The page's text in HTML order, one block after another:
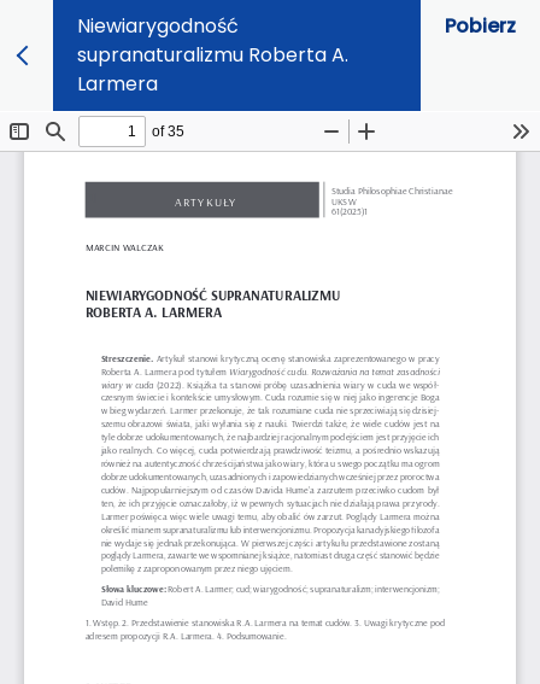
Niewiarygodność
supranaturalizmu Roberta A.
Larmera
Pobierz